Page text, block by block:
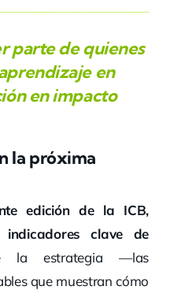
parte de quienes
en
en impacto
la próxima
edición de la ICB,
indicadores clave de
la estrategia —las
que muestran cómo